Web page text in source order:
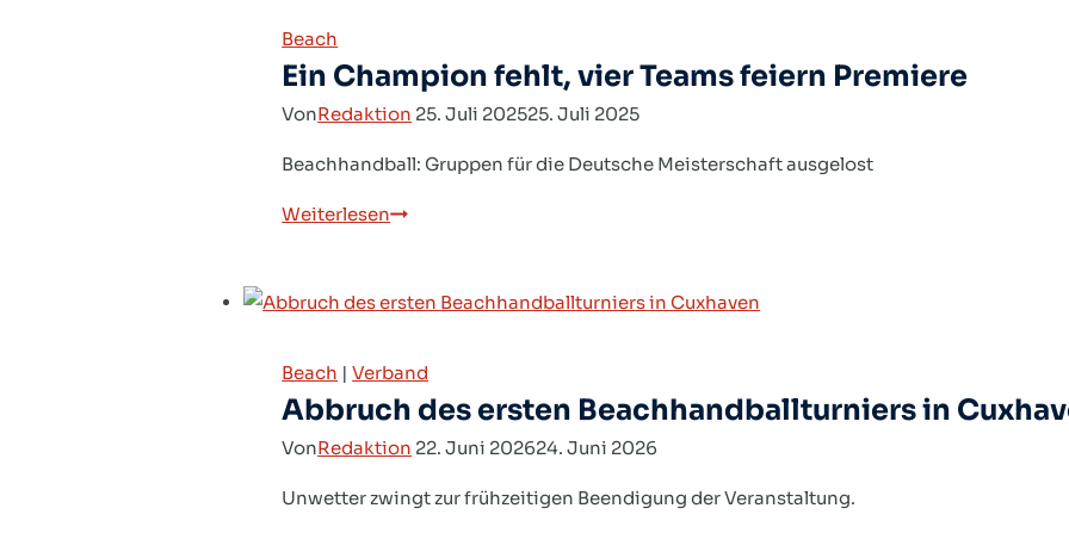
Euro
Beach
Ein Champion fehlt, vier Teams feiern Premiere
VonRedaktion 25. Juli 202525. Juli 2025
Beachhandball: Gruppen für die Deutsche Meisterschaft ausgelost
WeiterlesenEin
vier
feiern
Premiere
Beach |Verband
Abbruch des ersten Beachhandballturniers in
VonRedaktion 22. Juni 202624. Juni 2026
Unwetter zwingt zur frühzeitigen Beendigung der Veranstaltung.